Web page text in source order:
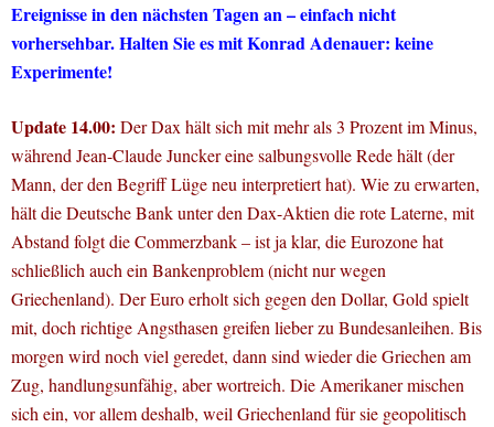
Ereignisse in den nächsten Tagen an – einfach nicht
vorhersehbar. Halten Sie es mit Konrad Adenauer: keine
Experimente!
Update 14.00: Der Dax hält sich mit mehr als 3 Prozent im Minus,
während Jean-Claude Juncker eine salbungsvolle Rede hält (der
Mann, der den Begriff Lüge neu interpretiert hat). Wie zu erwarten,
hält die Deutsche Bank unter den Dax-Aktien die rote Laterne, mit
Abstand folgt die Commerzbank – ist ja klar, die Eurozone hat
schließlich auch ein Bankenproblem (nicht nur wegen
Griechenland). Der Euro erholt sich gegen den Dollar, Gold spielt
mit, doch richtige Angsthasen greifen lieber zu Bundesanleihen. Bis
morgen wird noch viel geredet, dann sind wieder die Griechen am
Zug, handlungsunfähig, aber wortreich. Die Amerikaner mischen
sich ein, vor allem deshalb, weil Griechenland für sie geopolitisch